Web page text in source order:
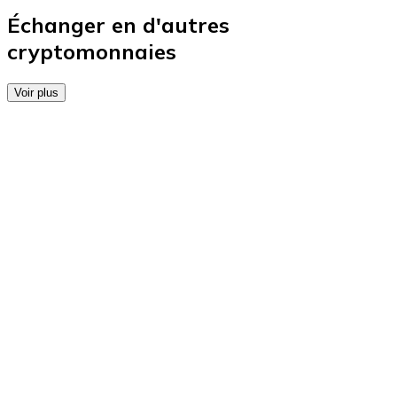
Achetez des cartes-cadeaux de vos marques
Aller à la boutique de cartes-cadeaux
Échanger en d'autres
cryptomonnaies
Voir plus